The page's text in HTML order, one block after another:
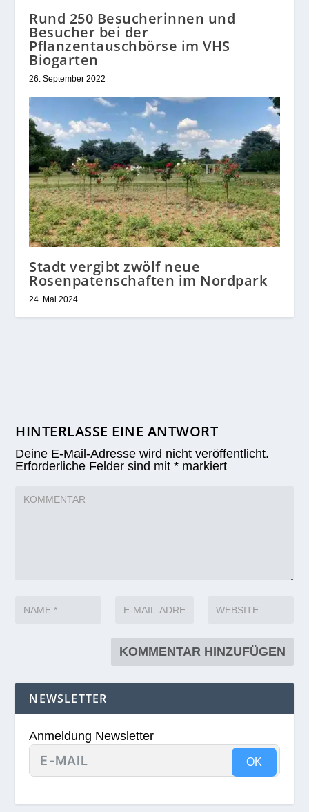
Rund 250 Besucherinnen und
Besucher bei der
Pflanzentauschbörse im VHS
Biogarten
26. September 2022
Stadt vergibt zwölf neue
Rosenpatenschaften im Nordpark
24. Mai 2024
HINTERLASSE EINE ANTWORT
Deine E-Mail-Adresse wird nicht veröffentlicht.
Erforderliche Felder sind mit* markiert
NEWSLETTER
Anmeldung Newsletter
OK